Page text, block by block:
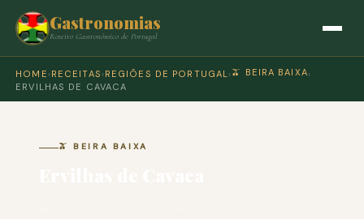
Gastronomias
Roteiro Gastronómico de Portugal
HOME › RECEITAS › REGIÕES DE PORTUGAL › 🫒 BEIRA BAIXA›
ERVILHAS DE CAVACA
🫒 BEIRA BAIXA